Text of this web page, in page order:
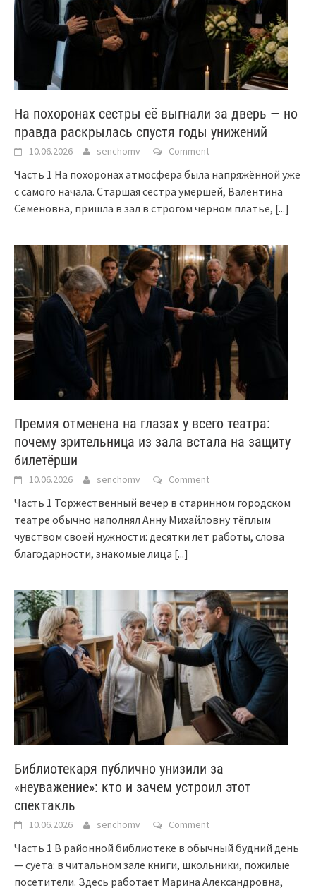
На похоронах сестры её выгнали за дверь — но
правда раскрылась спустя годы унижений
10.06.2026 senchomv Comment
Часть 1 На похоронах атмосфера была напряжённой уже
с самого начала. Старшая сестра умершей, Валентина
Семёновна, пришла в зал в строгом чёрном платье, [...]
Премия отменена на глазах у всего театра:
почему зрительница из зала встала на защиту
билетёрши
10.06.2026 senchomv Comment
Часть 1 Торжественный вечер в старинном городском
театре обычно наполнял Анну Михайловну тёплым
чувством своей нужности: десятки лет работы, слова
благодарности, знакомые лица [...]
Библиотекаря публично унизили за
«неуважение»: кто и зачем устроил этот
спектакль
10.06.2026 senchomv Comment
Часть 1 В районной библиотеке в обычный будний день
— суета: в читальном зале книги, школьники, пожилые
посетители. Здесь работает Марина Александровна,